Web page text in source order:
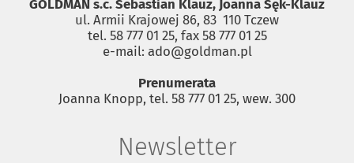
GOLDMAN s.c. Sebastian Klauz, Joanna Sęk-Klauz
ul. Armii Krajowej 86, 83 ­ 110 Tczew
tel. 58 777 01 25, fax 58 777 01 25
e-mail: ado@goldman.pl
Prenumerata
Joanna Knopp, tel. 58 777 01 25, wew. 300
Newsletter